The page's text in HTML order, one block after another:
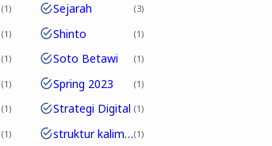
1 Sejarah 3
1 Shinto 1
1 Soto Betawi 1
1 Spring 2023 1
1 Strategi Digital 1
1 struktur kalimat 1